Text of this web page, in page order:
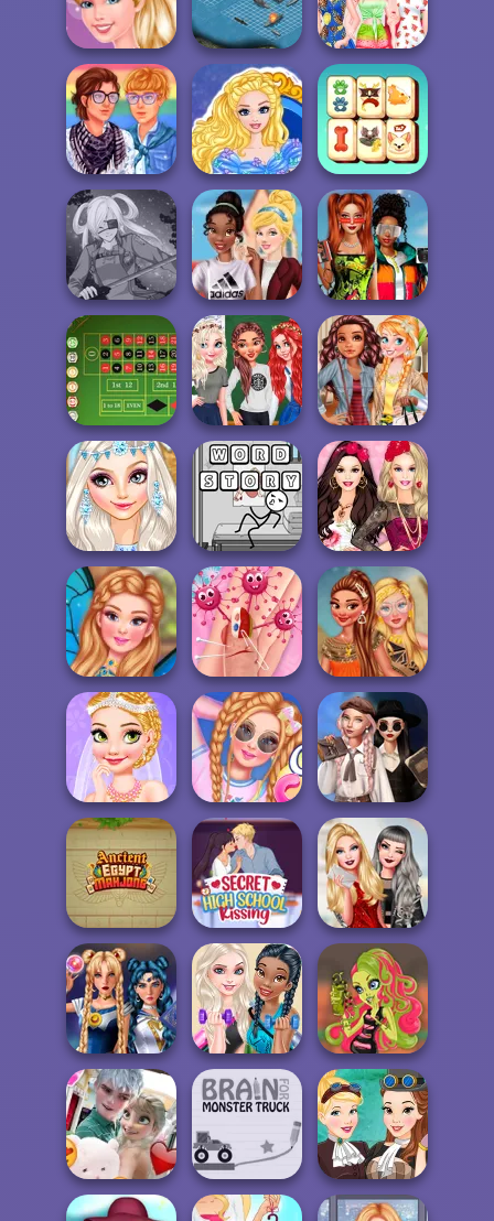
Jeans
The Waitress Papa's Freezeria
Barbie Lovely
Ballerina
Battleship War
Fruity Fashion
Style
Pride Couple
Date Looks
Cinderella Ball
Gowns
Pupper Mahjong
SNK Cosplayer
Tiana Back To
School
Babs And
Friends Love
Match Pr...
Roulette Royale
My Back To
School Nails
Design
Princesses Just
A Crazy Weeken...
Princesses
Eloping In Style
Word Story
Barbie's
Valentines Love
Barbie Fairies
Ball
Beauty's Thumb
Emergency
Travel Bucket List
The Pyramid...
Princesses
Wedding
Planners
Cotton Candy
Store
Wednesday's
Breakup
Handbook
Ancient Egypt
Mahjong
Secret High
School Kissing
Ellie: You Can Be
Anything
Sailor Moon And
Friends Cosmic...
Healthy Lifestyle
Plant Monster
Princess